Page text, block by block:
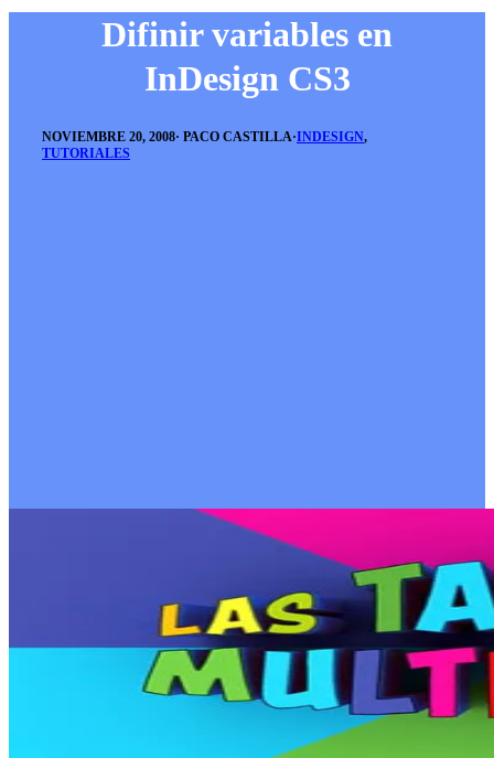
Difinir variables en
InDesign CS3
NOVIEMBRE 20, 2008· PACO CASTILLA·INDESIGN,
TUTORIALES